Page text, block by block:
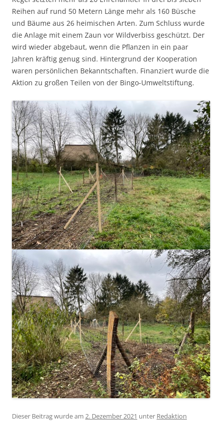
Reihen auf rund 50 Metern Länge mehr als 160 Büsche
und Bäume aus 26 heimischen Arten. Zum Schluss wurde
die Anlage mit einem Zaun vor Wildverbiss geschützt. Der
wird wieder abgebaut, wenn die Pflanzen in ein paar
Jahren kräftig genug sind. Hintergrund der Kooperation
waren persönlichen Bekanntschaften. Finanziert wurde die
Aktion zu großen Teilen von der Bingo-Umweltstiftung.
Dieser Beitrag wurde am 2. Dezember 2021 unter Redaktion